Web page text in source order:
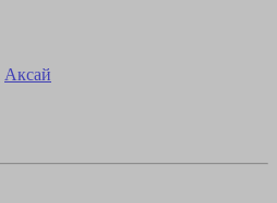
Аксай